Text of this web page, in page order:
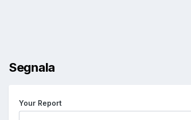
Segnala
Your Report